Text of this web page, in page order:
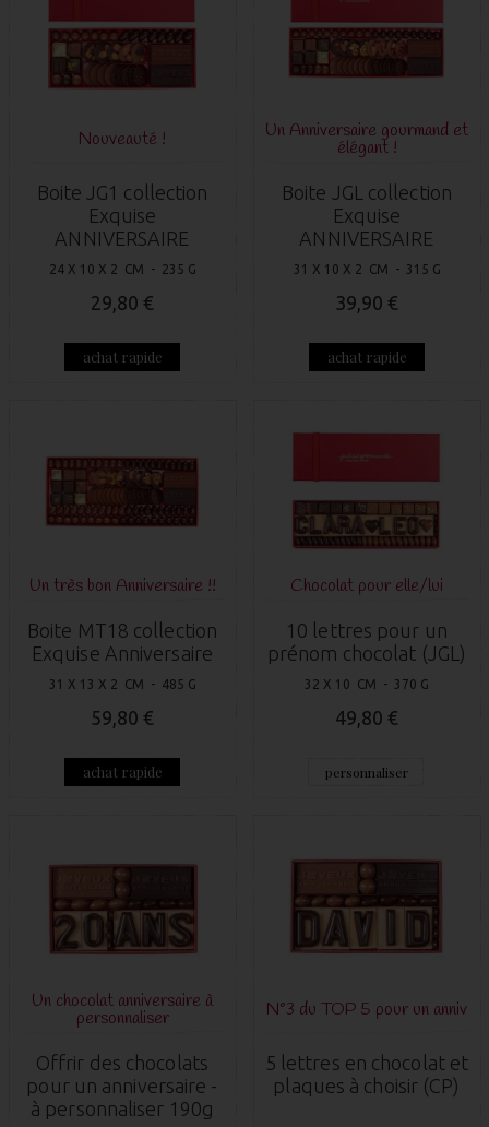
Nouveauté !
Boite JG1 collection
Exquise
ANNIVERSAIRE
24 X 10 X 2 CM - 235 G
29,80 €
achat rapide
Un Anniversaire gourmand et
élégant !
Boite JGL collection
Exquise
ANNIVERSAIRE
31 X 10 X 2 CM - 315 G
39,90 €
achat rapide
Un très bon Anniversaire !!
Boite MT18 collection
Exquise Anniversaire
31 X 13 X 2 CM - 485 G
59,80 €
achat rapide
Chocolat pour elle/lui
10 lettres pour un
prénom chocolat (JGL)
32 X 10 CM - 370 G
49,80 €
personnaliser
Un chocolat anniversaire à
personnaliser
Offrir des chocolats
pour un anniversaire -
à personnaliser 190g
N°3 du TOP 5 pour un anniv
5 lettres en chocolat et
plaques à choisir (CP)